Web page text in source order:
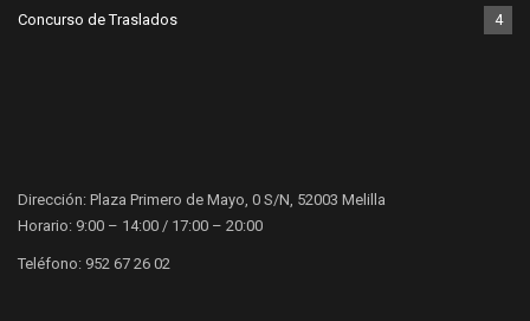
Concurso de Traslados 4
Dirección: Plaza Primero de Mayo, 0 S/N, 52003 Melilla
Horario: 9:00 – 14:00 / 17:00 – 20:00
Teléfono: 952 67 26 02